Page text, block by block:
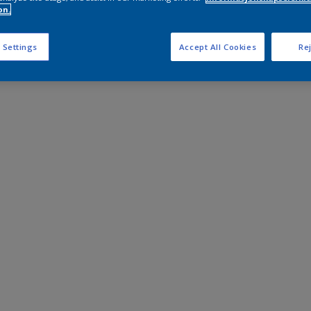
Settings Accept All Cookies